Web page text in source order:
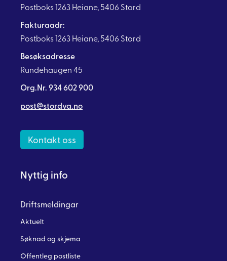
Postboks 1263 Heiane, 5406 Stord
Fakturaadr:
Postboks 1263 Heiane, 5406 Stord
Besøksadresse
Rundehaugen 45
Org.Nr. 934 602 900
post@stordva.no
Kontakt oss
Nyttig info
Driftsmeldingar
Aktuelt
Søknad og skjema
Offentleg postliste